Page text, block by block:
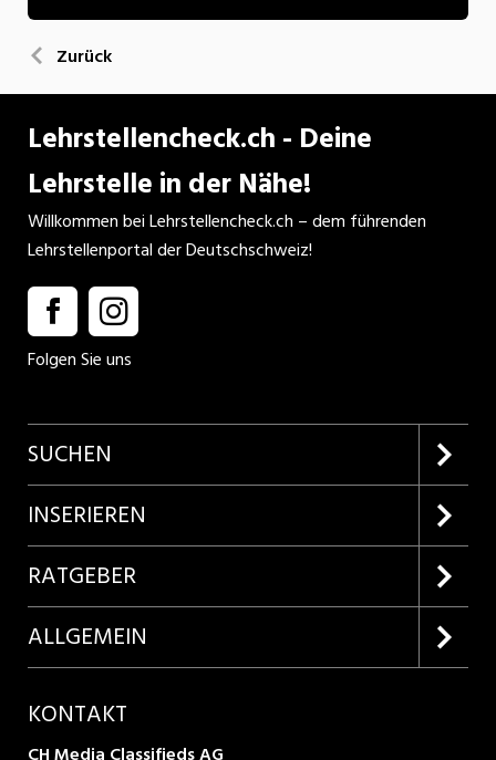
Zurück
Lehrstellencheck.ch - Deine
Lehrstelle in der Nähe!
Willkommen bei Lehrstellencheck.ch – dem führenden
Lehrstellenportal der Deutschschweiz!
Folgen Sie uns
SUCHEN
Firmenprofile entdecken
Lehrstellen suchen
INSERIEREN
Kundenlogin
Inserieren
Produkte
RATGEBER
Lehrberufe entdecken
ALLGEMEIN
AGB
KONTAKT